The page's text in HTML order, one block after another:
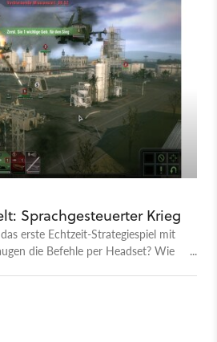
Sprachgesteuerter Krieg
erste Echtzeit-Strategiespiel mit
die Befehle per Headset? Wie